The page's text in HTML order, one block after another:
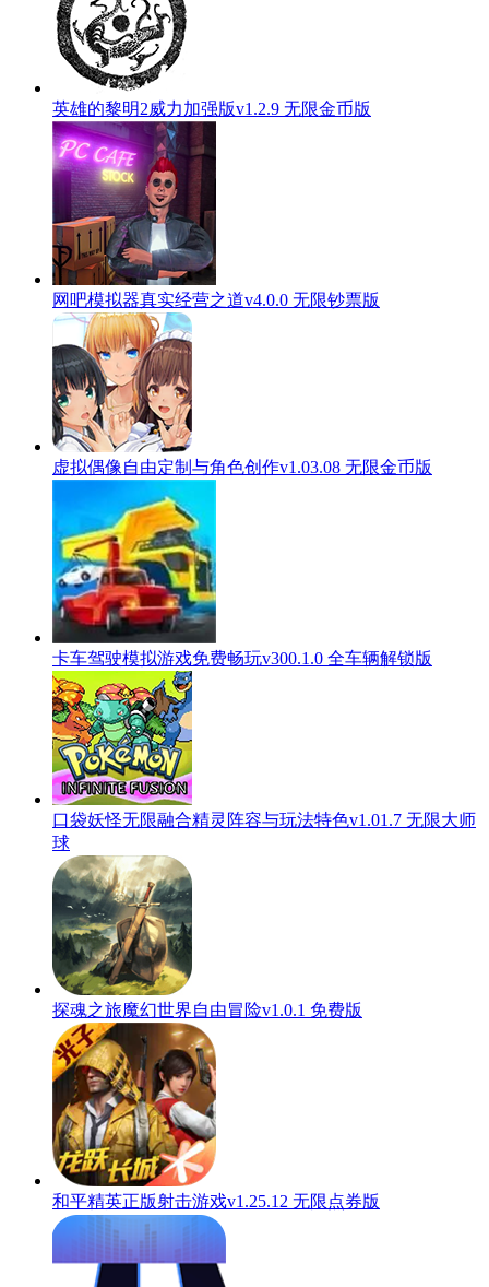
英雄的黎明2威力加强版v1.2.9 无限金币版
网吧模拟器真实经营之道v4.0.0 无限钞票版
虚拟偶像自由定制与角色创作v1.03.08 无限金币版
卡车驾驶模拟游戏免费畅玩v300.1.0 全车辆解锁版
口袋妖怪无限融合精灵阵容与玩法特色v1.01.7 无限大师
球
探魂之旅魔幻世界自由冒险v1.0.1 免费版
和平精英正版射击游戏v1.25.12 无限点券版